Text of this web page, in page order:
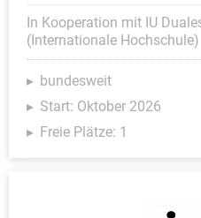
In Kooperation mit IU
(Internationale Hochschule)
bundesweit
Start: Oktober 2026
Freie Plätze: 1